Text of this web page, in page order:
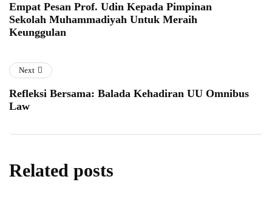
Empat Pesan Prof. Udin Kepada Pimpinan
Sekolah Muhammadiyah Untuk Meraih
Keunggulan
Next
Refleksi Bersama: Balada Kehadiran UU Omnibus
Law
Related posts